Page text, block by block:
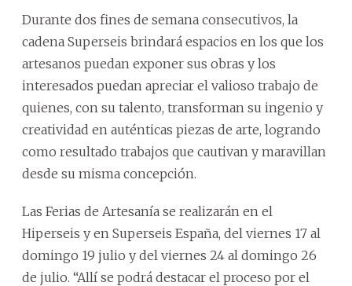
Durante dos fines de semana consecutivos, la
cadena Superseis brindará espacios en los que los
artesanos puedan exponer sus obras y los
interesados puedan apreciar el valioso trabajo de
quienes, con su talento, transforman su ingenio y
creatividad en auténticas piezas de arte, logrando
como resultado trabajos que cautivan y maravillan
desde su misma concepción.
Las Ferias de Artesanía se realizarán en el
Hiperseis y en Superseis España, del viernes 17 al
domingo 19 julio y del viernes 24 al domingo 26
de julio. “Allí se podrá destacar el proceso por el